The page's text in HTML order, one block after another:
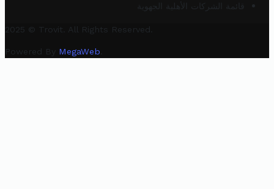
قائمة الشركات الأهلية الجهوية
2025 © Trovit. All Rights Reserved.
Powered By MegaWeb